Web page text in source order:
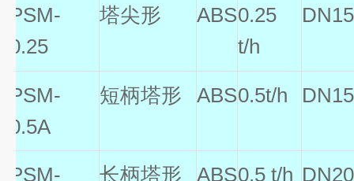
PSM-
0.25
塔尖形 ABS0.25
t/h
DN15
PSM-
0.5A
短柄塔形 ABS0.5t/h DN15
PSM-
长柄塔形 ABS0.5 t/h DN20